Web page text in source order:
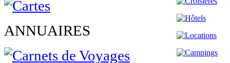
ANNUAIRES